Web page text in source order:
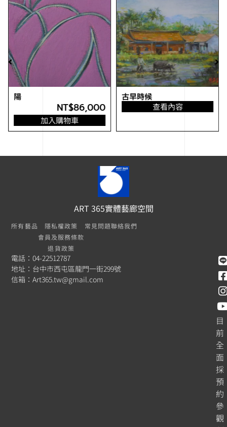
陽
NT$86,000
加入購物車
古早時候
查看內容
ART 365實體藝廊空間
所有藝品
隱私權政策
會員及服務條款
退貨政策
常見問題聯絡我們
電話：04-22512787
地址：台中市西屯區龍門一街299號
信箱：Art365.tw@gmail.com
目
前
全
面
採
預
約
參
觀